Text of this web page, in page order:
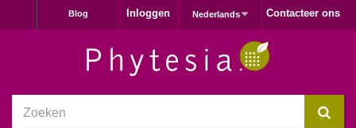
Contacteer ons
Nederlands
Inloggen
Blog